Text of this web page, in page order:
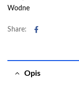
Wodne
Share: Facebook
Opis